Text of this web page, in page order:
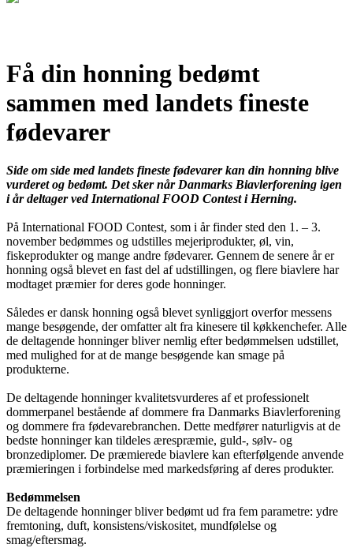
Få din honning bedømt
sammen med landets fineste
fødevarer
Side om side med landets fineste fødevarer kan din honning blive
vurderet og bedømt. Det sker når Danmarks Biavlerforening igen
i år deltager ved International FOOD Contest i Herning.
På International FOOD Contest, som i år finder sted den 1. – 3.
november bedømmes og udstilles mejeriprodukter, øl, vin,
fiskeprodukter og mange andre fødevarer. Gennem de senere år er
honning også blevet en fast del af udstillingen, og flere biavlere har
modtaget præmier for deres gode honninger.
Således er dansk honning også blevet synliggjort overfor messens
mange besøgende, der omfatter alt fra kinesere til køkkenchefer. Alle
de deltagende honninger bliver nemlig efter bedømmelsen udstillet,
med mulighed for at de mange besøgende kan smage på
produkterne.
De deltagende honninger kvalitetsvurderes af et professionelt
dommerpanel bestående af dommere fra Danmarks Biavlerforening
og dommere fra fødevarebranchen. Dette medfører naturligvis at de
bedste honninger kan tildeles ærespræmie, guld-, sølv- og
bronzediplomer. De præmierede biavlere kan efterfølgende anvende
præmieringen i forbindelse med markedsføring af deres produkter.
Bedømmelsen
De deltagende honninger bliver bedømt ud fra fem parametre: ydre
fremtoning, duft, konsistens/viskositet, mundfølelse og
smag/eftersmag.